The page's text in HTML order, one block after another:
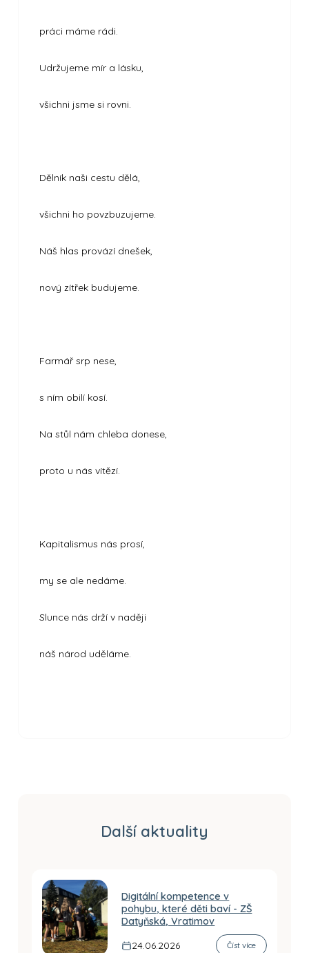
práci máme rádi.
Udržujeme mír a lásku,
všichni jsme si rovni.
Dělník naši cestu dělá,
všichni ho povzbuzujeme.
Náš hlas provází dnešek,
nový zítřek budujeme.
Farmář srp nese,
s ním obilí kosí.
Na stůl nám chleba donese,
proto u nás vítězí.
Kapitalismus nás prosí,
my se ale nedáme.
Slunce nás drží v naději
náš národ uděláme.
Další aktuality
Digitální kompetence v
pohybu, které děti baví - ZŠ
Datyňská, Vratimov
24.06.2026
Číst více